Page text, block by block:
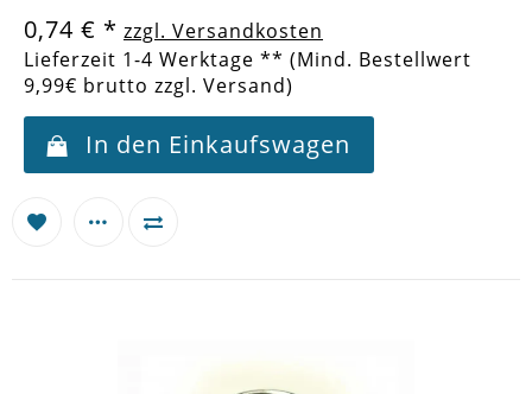
0,74 € * zzgl. Versandkosten
Lieferzeit 1-4 Werktage ** (Mind. Bestellwert
9,99€ brutto zzgl. Versand)
In den Einkaufswagen